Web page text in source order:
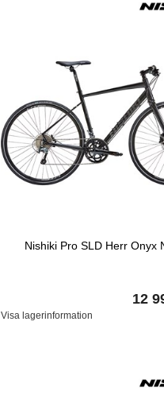
Nishiki Pro SLD Herr Onyx
12
Visa lagerinformation